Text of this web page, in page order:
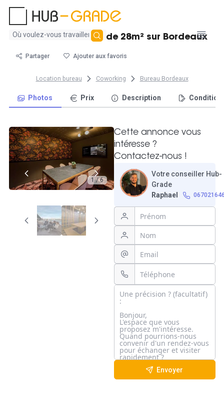
Aucun
trouvé
Beau bureau fermé de 28m² sur Bordeaux
Partager Ajouter aux favoris
Location bureau Coworking Bureau Bordeaux
Photos Prix Description
1 / 6
Cette annonce vous
intéresse ?
Contactez-nous !
Votre conseiller Hub-
Grade
Raphael
Envoyer